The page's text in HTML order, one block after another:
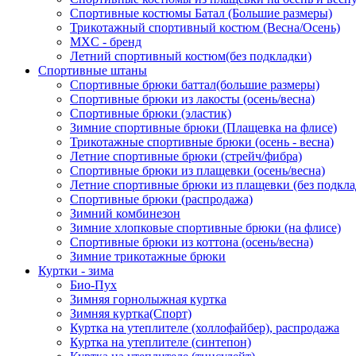
Спортивные костюмы Батал (Большие размеры)
Трикотажный спортивный костюм (Весна/Осень)
MXC - бренд
Летний спортивный костюм(без подкладки)
Спортивные штаны
Спортивные брюки баттал(большие размеры)
Спортивные брюки из лакосты (осень/весна)
Спортивные брюки (эластик)
Зимние спортивные брюки (Плащевка на флисе)
Трикотажные спортивные брюки (осень - весна)
Летние спортивные брюки (стрейч/фибра)
Спортивные брюки из плащевки (осень/весна)
Летние спортивные брюки из плащевки (без
Спортивные брюки (распродажа)
Зимний комбинезон
Зимние хлопковые спортивные брюки (на флисе)
Спортивные брюки из коттона (осень/весна)
Зимние трикотажные брюки
Куртки - зима
Био-Пух
Зимняя горнолыжная куртка
Зимняя куртка(Спорт)
Куртка на утеплителе (холлофайбер), распродажа
Куртка на утеплителе (синтепон)